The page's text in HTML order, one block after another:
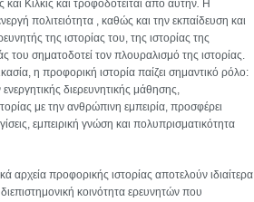
Κιλκίς και τροφοδοτείται από αυτήν. Η
πολιτειότητα , καθώς και την εκπαίδευση και
της ιστορίας του, της ιστορίας της
του σηματοδοτεί τον πλουραλισμό της ιστορίας.
η προφορική ιστορία παίζει σημαντικό ρόλο:
διερευνητικής μάθησης,
με την ανθρώπινη εμπειρία, προσφέρει
εμπειρική γνώση και πολυπρισματικότητα
αρχεία προφορικής ιστορίας αποτελούν ιδιαίτερα
κοινότητα ερευνητών που